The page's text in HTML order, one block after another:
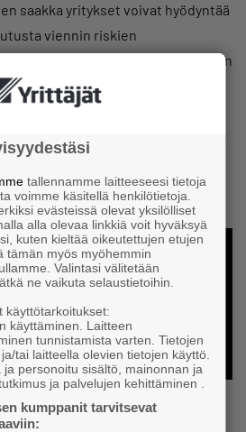
saakka yritykset voivat hyödyntää
viennin riskien
varmistamisessa. Viennin
kannalta turvallisesti on nyt
Heinilä sanoo.
tallennamme laitteeseesi tietoja
voimme käsitellä henkilötietoja.
evästeissä olevat yksilölliset
alla olevaa linkkiä voit hyväksyä
kuten kieltää oikeutettujen etujen
tämän myös myöhemmin
Valintasi välitetään
ne vaikuta selaustietoihin.
käyttötarkoitukset:
käyttäminen. Laitteen
tunnistamista varten. Tietojen
tai laitteella olevien tietojen käyttö.
personoitu sisältö, mainonnan ja
ja palvelujen kehittäminen .
kumppanit tarvitsevat